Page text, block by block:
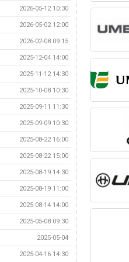
2026-05-12 10:30
2026-05-02 12:00
2026-02-08 09:15
2025-12-04 14:00
2025-11-12 14:30
2025-10-08 10:30
2025-09-11 11:30
2025-09-09 10:30
2025-08-22 16:00
2025-08-22 15:00
2025-08-19 14:30
2025-08-19 11:00
2025-08-14 14:00
2025-05-08 09:30
2025-05-04
2025-04-16 14:30